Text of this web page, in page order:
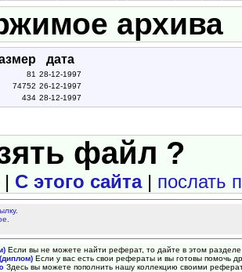
архива
дата
81 28-12-1997
74752 26-12-1997
434 28-12-1997
файл ?
| С этого сайта| послать
Если вы не можете найти реферат, то дайте в этом
Если у вас есть свои рефераты и вы готовы помочь
Здесь вы можете пополнить нашу коллекцию своими